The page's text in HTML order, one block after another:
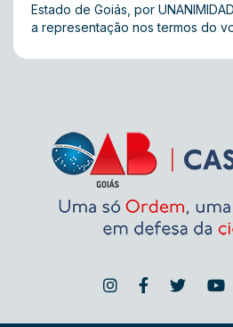
Estado de Goiás, por
a representação nos termos do